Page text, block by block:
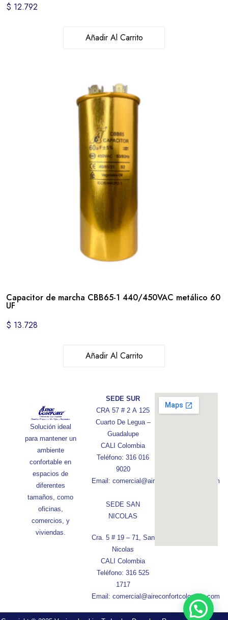
$ 12.792
Añadir Al Carrito
Capacitor de marcha CBB65-1 440/450VAC metálico 60
UF
$ 13.728
Añadir Al Carrito
Solución ideal
para mantener un
ambiente
confortable en
espacios de
diferentes
tamaños, como
oficinas,
comercios, y
viviendas.
SEDE SUR
CRA 57 # 2 A 125
Cuarto De Legua –
Guadalupe
CALI Colombia
Teléfono: 316 016
9020
Email: comercial@aireconfortcolombia.com
SEDE SAN
NICOLAS
Cra. 5 # 19 – 71, San
Nicolas
CALI Colombia
Teléfono: 316 525
1717
Email: comercial@aireconfortcolombia.com